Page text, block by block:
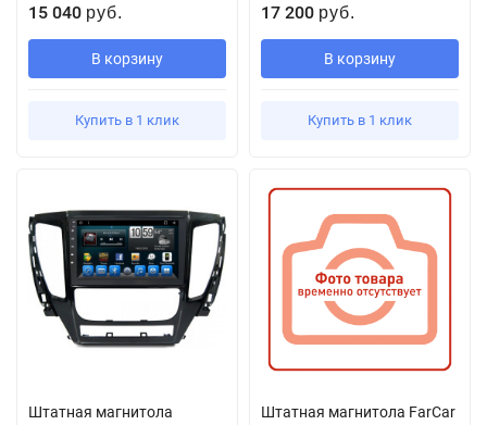
15 040 руб.
В корзину
Купить в 1 клик
17 200 руб.
В корзину
Купить в 1 клик
Штатная магнитола
Штатная магнитола FarCar